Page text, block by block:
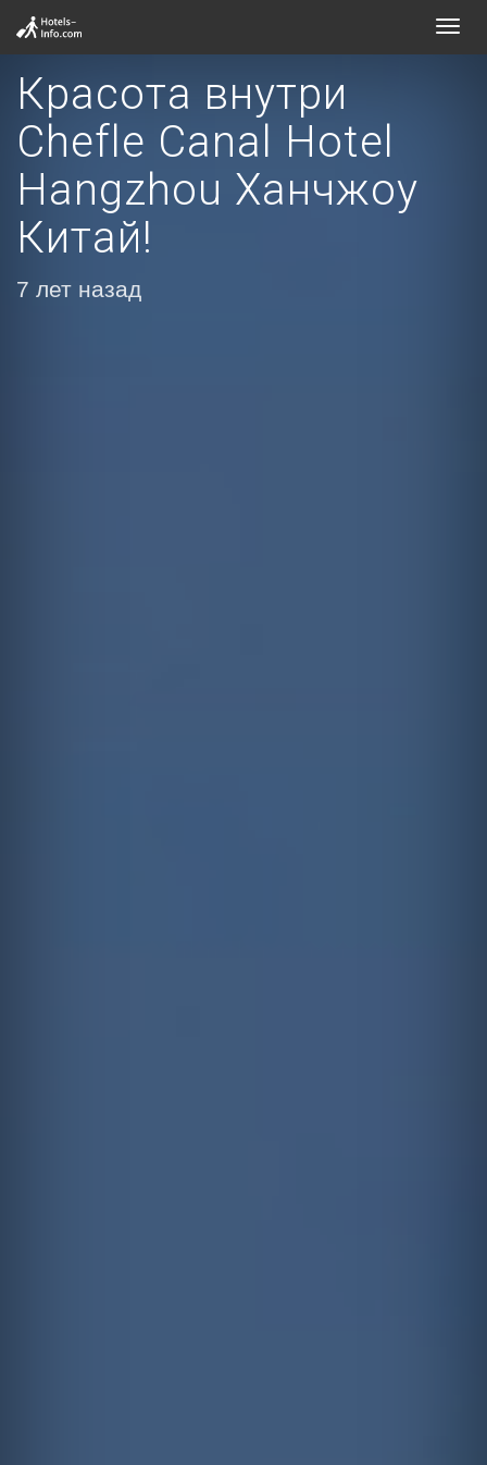
Красота внутри
Chefle Canal Hotel
Hangzhou Ханчжоу
Китай!
7 лет назад